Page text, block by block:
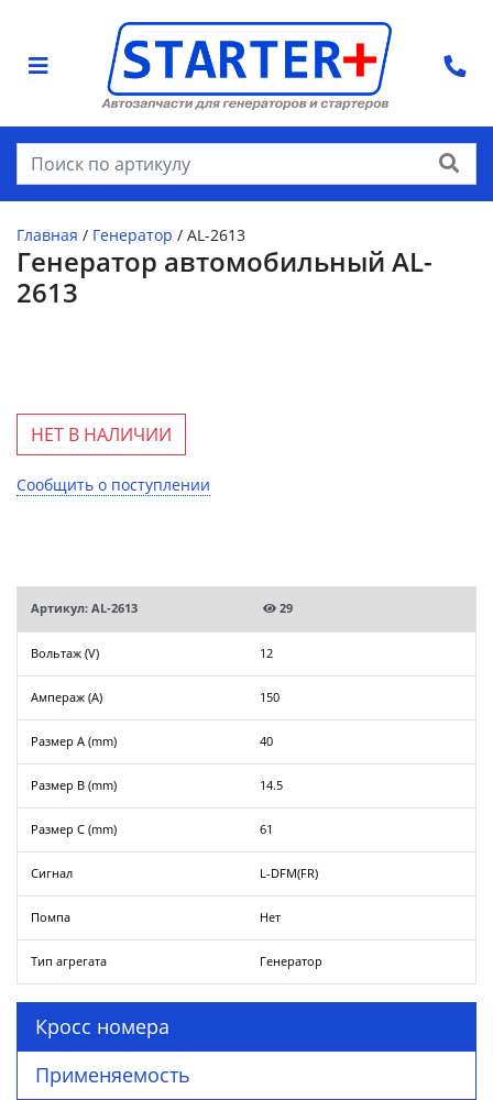
Найти
Главная / Генератор / AL-2613
Генератор автомобильный AL-
2613
НЕТ В НАЛИЧИИ
Сообщить о поступлении
Артикул: AL-2613 29
Вольтаж (V) 12
Ампераж (A) 150
Размер A (mm) 40
Размер B (mm) 14.5
Размер C (mm) 61
Сигнал L-DFM(FR)
Помпа Нет
Тип агрегата Генератор
Кросс номера
Применяемость